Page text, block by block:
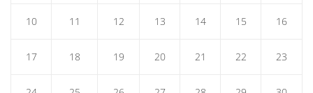
10 11 12 13 14 15 16
17 18 19 20 21 22 23